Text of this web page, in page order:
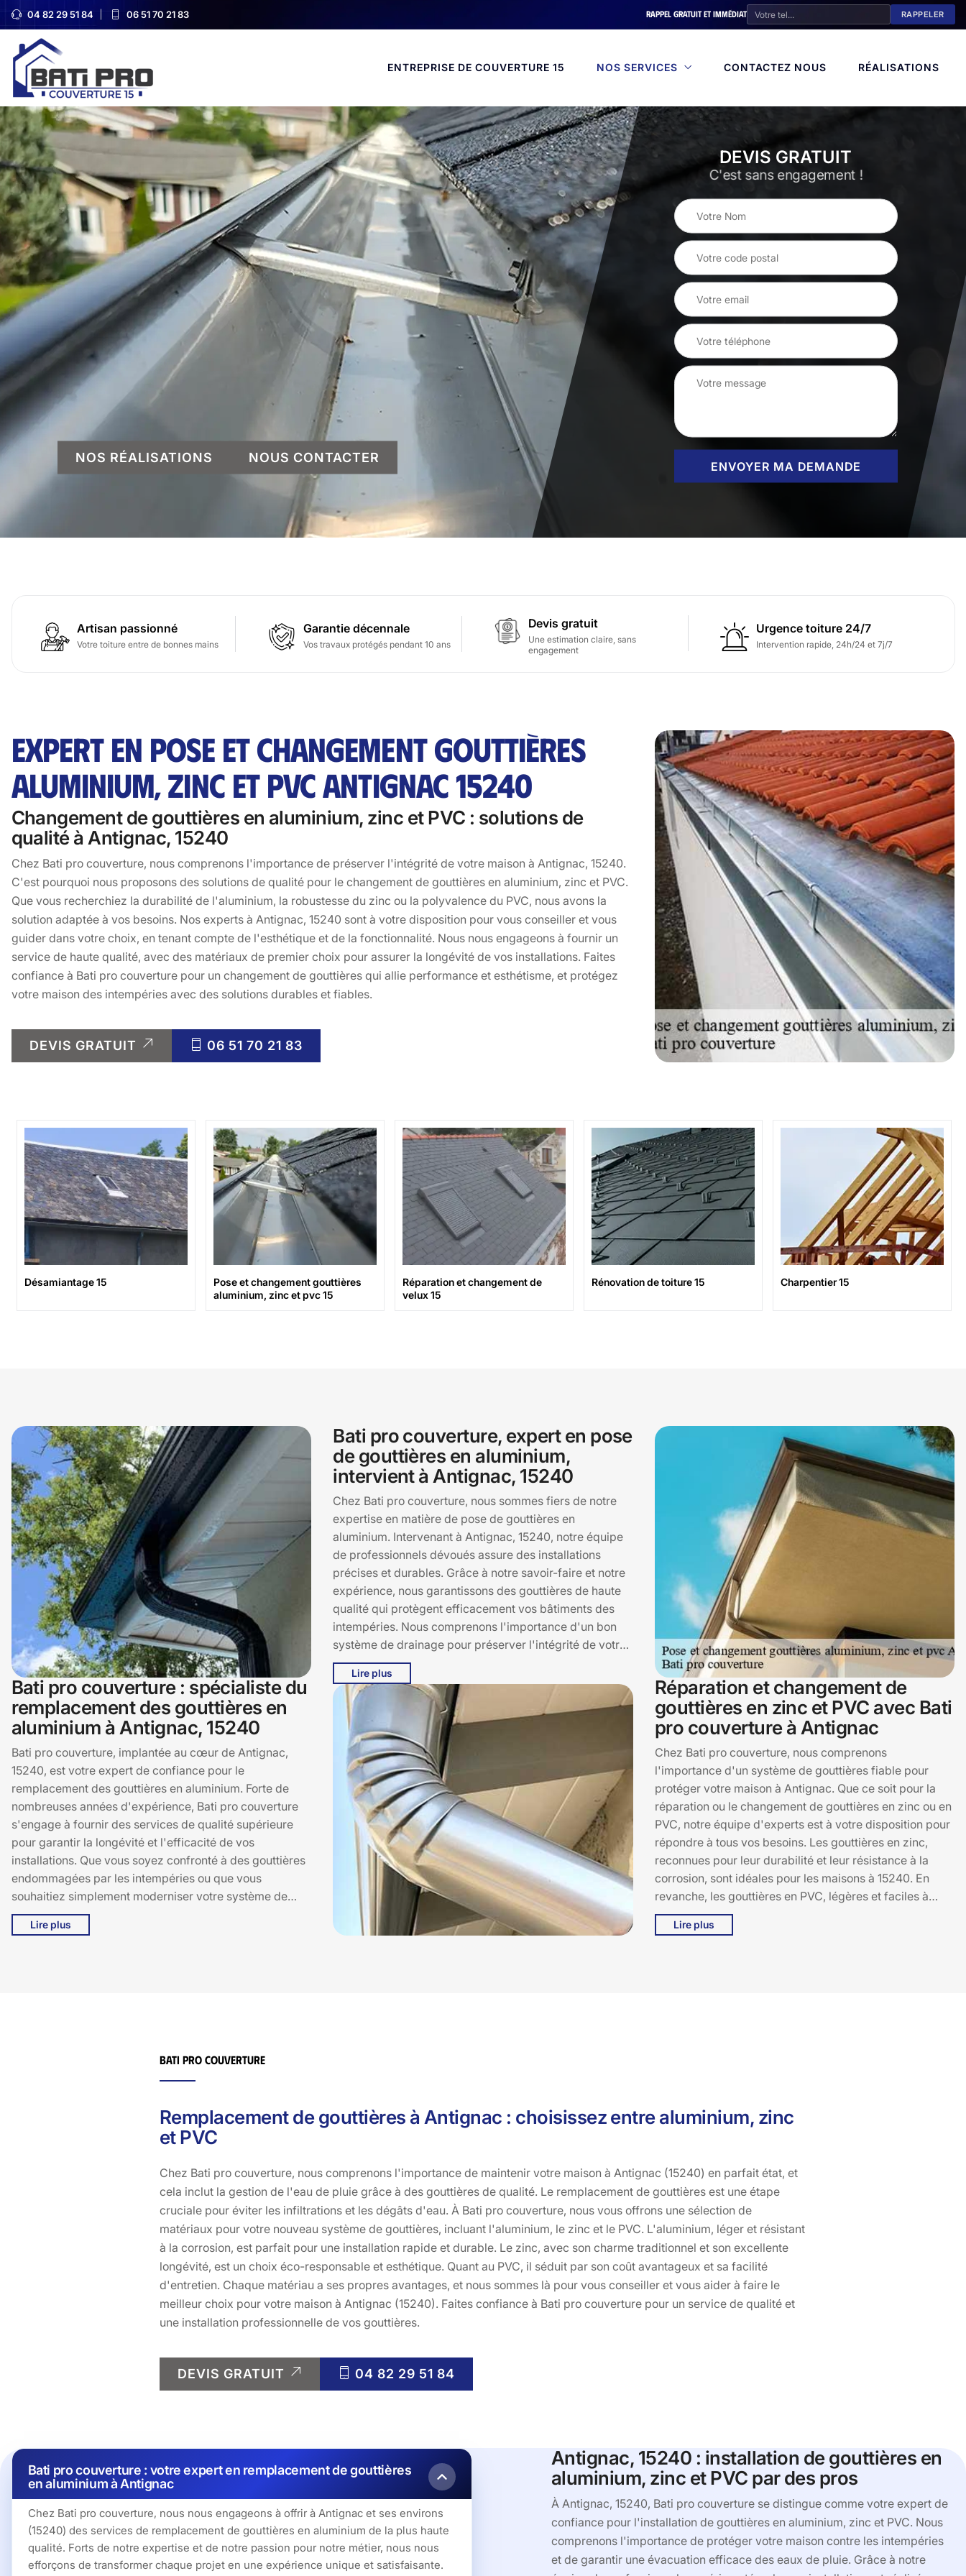
04 82 29 51 84 06 51 70 21 83 Rappel gratuit et immédiat
ENTREPRISE DE COUVERTURE 15 NOS SERVICES CONTACTEZ NOUS RÉALISATIONS
NOS RÉALISATIONS NOUS CONTACTER
DEVIS GRATUIT
C'est sans engagement !
Artisan passionné
Votre toiture entre de bonnes mains
Garantie décennale
Vos travaux protégés pendant 10 ans
Devis gratuit
Une estimation claire, sans
engagement
Urgence toiture 24/7
Intervention rapide, 24h/24 et 7j/7
EXPERT EN POSE ET CHANGEMENT GOUTTIÈRES
ALUMINIUM, ZINC ET PVC ANTIGNAC 15240
Changement de gouttières en aluminium, zinc et PVC : solutions de
qualité à Antignac, 15240
Chez Bati pro couverture, nous comprenons l'importance de préserver l'intégrité de votre maison à Antignac, 15240.
C'est pourquoi nous proposons des solutions de qualité pour le changement de gouttières en aluminium, zinc et PVC.
Que vous recherchiez la durabilité de l'aluminium, la robustesse du zinc ou la polyvalence du PVC, nous avons la
solution adaptée à vos besoins. Nos experts à Antignac, 15240 sont à votre disposition pour vous conseiller et vous
guider dans votre choix, en tenant compte de l'esthétique et de la fonctionnalité. Nous nous engageons à fournir un
service de haute qualité, avec des matériaux de premier choix pour assurer la longévité de vos installations. Faites
confiance à Bati pro couverture pour un changement de gouttières qui allie performance et esthétisme, et protégez
votre maison des intempéries avec des solutions durables et fiables.
DEVIS GRATUIT 06 51 70 21 83
Désamiantage 15
Pose et changement gouttières
aluminium, zinc et pvc 15
Réparation et changement de
velux 15
Rénovation de toiture 15 Charpentier 15
Bati pro couverture : spécialiste du
remplacement des gouttières en
aluminium à Antignac, 15240
Bati pro couverture, implantée au cœur de Antignac,
15240, est votre expert de confiance pour le
remplacement des gouttières en aluminium. Forte de
nombreuses années d'expérience, Bati pro couverture
s'engage à fournir des services de qualité supérieure
pour garantir la longévité et l'efficacité de vos
installations. Que vous soyez confronté à des gouttières
endommagées par les intempéries ou que vous
souhaitiez simplement moderniser votre système de
drainage, Bati pro couverture est là pour vous
accompagner à chaque étape. Notre équipe de
votre maison, faites confiance à Bati pro couverture pour
Lire plus
Bati pro couverture, expert en pose
de gouttières en aluminium,
intervient à Antignac, 15240
Chez Bati pro couverture, nous sommes fiers de notre
expertise en matière de pose de gouttières en
aluminium. Intervenant à Antignac, 15240, notre équipe
de professionnels dévoués assure des installations
précises et durables. Grâce à notre savoir-faire et notre
expérience, nous garantissons des gouttières de haute
qualité qui protègent efficacement vos bâtiments des
intempéries. Nous comprenons l'importance d'un bon
système de drainage pour préserver l'intégrité de votre
toiture et de vos façades. À Antignac, 15240, Bati pro
couverture s'engage à fournir des solutions sur mesure,
adaptées à vos besoins spécifiques et à l'architecture
de votre maison. Faites confiance à Bati pro couverture
pour des gouttières en aluminium qui allient esthétisme
et fonctionnalité. Nous sommes à votre écoute pour vous
conseiller et vous accompagner dans vos projets, de la
conception à la réalisation, en vous garantissant une
satisfaction totale. Contactez-nous dès aujourd'hui pour
découvrir comment nous pouvons améliorer la
protection de votre maison.
Lire plus
Réparation et changement de
gouttières en zinc et PVC avec Bati
pro couverture à Antignac
Chez Bati pro couverture, nous comprenons
l'importance d'un système de gouttières fiable pour
protéger votre maison à Antignac. Que ce soit pour la
réparation ou le changement de gouttières en zinc ou en
PVC, notre équipe d'experts est à votre disposition pour
répondre à tous vos besoins. Les gouttières en zinc,
reconnues pour leur durabilité et leur résistance à la
corrosion, sont idéales pour les maisons à 15240. En
revanche, les gouttières en PVC, légères et faciles à
installer, offrent une alternative économique sans
compromis sur l'efficacité. À Bati pro couverture, nous
Lire plus
Bati pro couverture
Remplacement de gouttières à Antignac : choisissez entre aluminium, zinc
et PVC
Chez Bati pro couverture, nous comprenons l'importance de maintenir votre maison à Antignac (15240) en parfait état, et
cela inclut la gestion de l'eau de pluie grâce à des gouttières de qualité. Le remplacement de gouttières est une étape
cruciale pour éviter les infiltrations et les dégâts d'eau. À Bati pro couverture, nous vous offrons une sélection de
matériaux pour votre nouveau système de gouttières, incluant l'aluminium, le zinc et le PVC. L'aluminium, léger et résistant
à la corrosion, est parfait pour une installation rapide et durable. Le zinc, avec son charme traditionnel et son excellente
longévité, est un choix éco-responsable et esthétique. Quant au PVC, il séduit par son coût avantageux et sa facilité
d'entretien. Chaque matériau a ses propres avantages, et nous sommes là pour vous conseiller et vous aider à faire le
meilleur choix pour votre maison à Antignac (15240). Faites confiance à Bati pro couverture pour un service de qualité et
une installation professionnelle de vos gouttières.
DEVIS GRATUIT 04 82 29 51 84
Bati pro couverture : votre expert en remplacement de gouttières
en aluminium à Antignac
Chez Bati pro couverture, nous nous engageons à offrir à Antignac et ses environs
(15240) des services de remplacement de gouttières en aluminium de la plus haute
qualité. Forts de notre expertise et de notre passion pour notre métier, nous nous
efforçons de transformer chaque projet en une expérience unique et satisfaisante.
Antignac, 15240 : installation de gouttières en
aluminium, zinc et PVC par des pros
À Antignac, 15240, Bati pro couverture se distingue comme votre expert de
confiance pour l'installation de gouttières en aluminium, zinc et PVC. Nous
comprenons l'importance de protéger votre maison contre les intempéries
et de garantir une évacuation efficace des eaux de pluie. Grâce à notre